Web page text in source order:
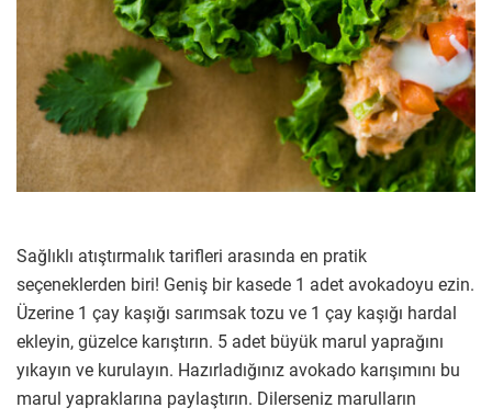
Sağlıklı atıştırmalık tarifleri arasında en pratik
seçeneklerden biri! Geniş bir kasede 1 adet avokadoyu ezin.
Üzerine 1 çay kaşığı sarımsak tozu ve 1 çay kaşığı hardal
ekleyin, güzelce karıştırın. 5 adet büyük marul yaprağını
yıkayın ve kurulayın. Hazırladığınız avokado karışımını bu
marul yapraklarına paylaştırın. Dilerseniz marulların